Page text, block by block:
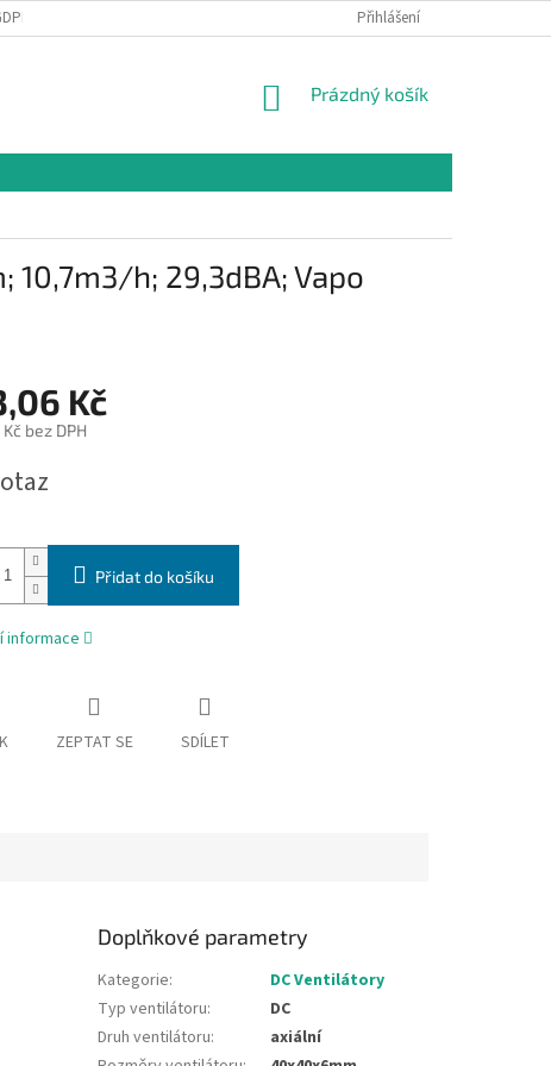
Přihlášení
NÁKUPNÍ
Prázdný košík
h; 29,3dBA; Vapo
Kč
bez DPH
Přidat do košíku
informace
ZEPTAT SE SDÍLET
Doplňkové parametry
Kategorie:
DC Ventilátory
Typ ventilátoru:
DC
Druh ventilátoru:
axiální